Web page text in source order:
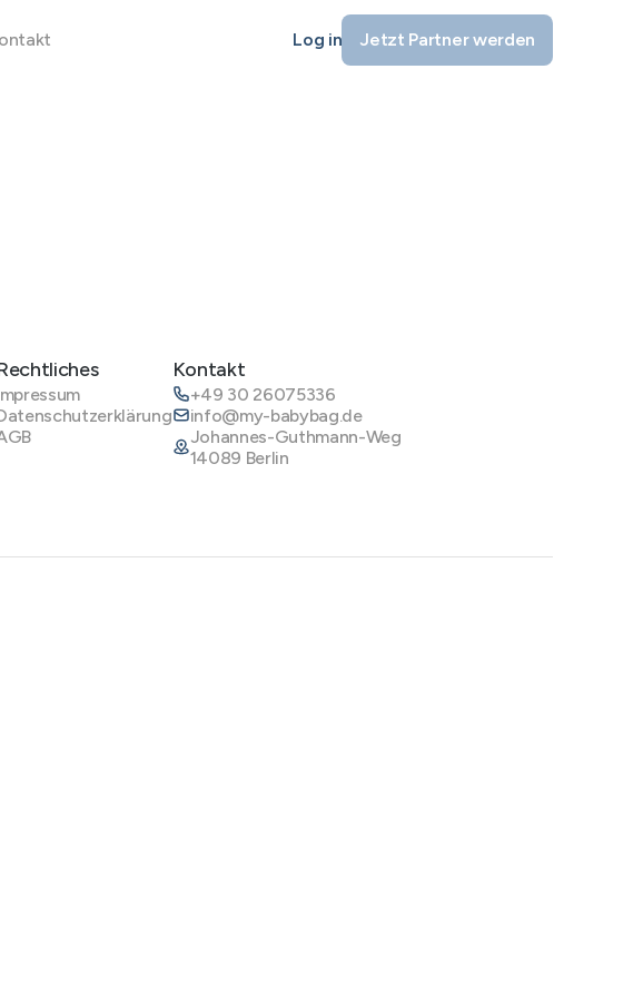
Log in Jetzt Partner werden
Kontakt
+49 30 26075336
info@my-babybag.de
Johannes-Guthmann-Weg
14089 Berlin